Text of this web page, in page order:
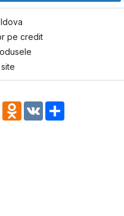
pe credit
TelegramOdnoklassniki
VK